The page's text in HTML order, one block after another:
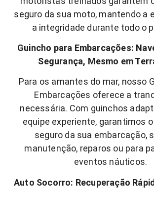
seguro da sua moto, mantendo a
a integridade durante todo o
Guincho para Embarcações:
Segurança, Mesmo em
Para os amantes do mar, nosso
Embarcações oferece a
necessária. Com guinchos
equipe experiente, garantimos
seguro da sua embarcação,
manutenção, reparos ou para
eventos náuticos.
Auto Socorro: Recuperação